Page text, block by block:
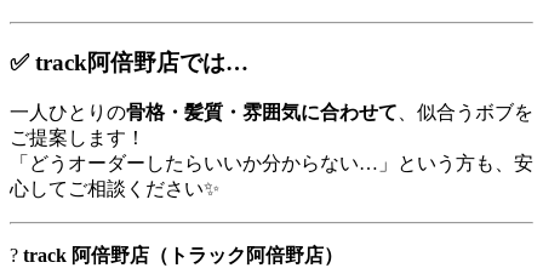
✅ track阿倍野店では…
一人ひとりの骨格・髪質・雰囲気に合わせて 、似合うボブを
ご提案します！
「どうオーダーしたらいいか分からない…」という方も、安
心してご相談ください✨
? track 阿倍野店（トラック阿倍野店）